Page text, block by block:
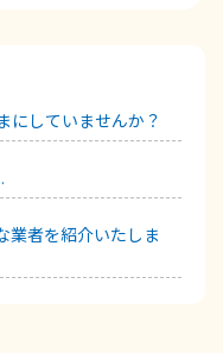
にしていませんか？
業者を紹介いたしま